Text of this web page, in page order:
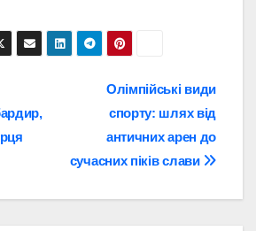
Олімпійські види
спорту: шлях від
античних арен до
сучасних піків слави